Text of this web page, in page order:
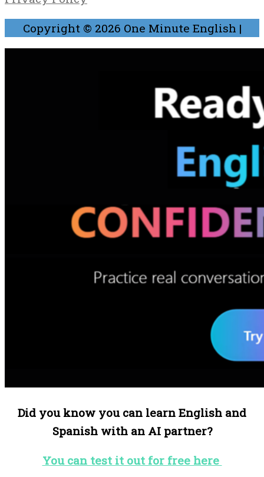
Copyright © 2026 One Minute English |
Did you know you can learn English and
Spanish with an AI partner?
You can test it out for free here